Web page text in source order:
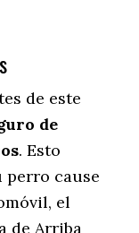
de este
de
. Esto
perro cause
el
de Arriba